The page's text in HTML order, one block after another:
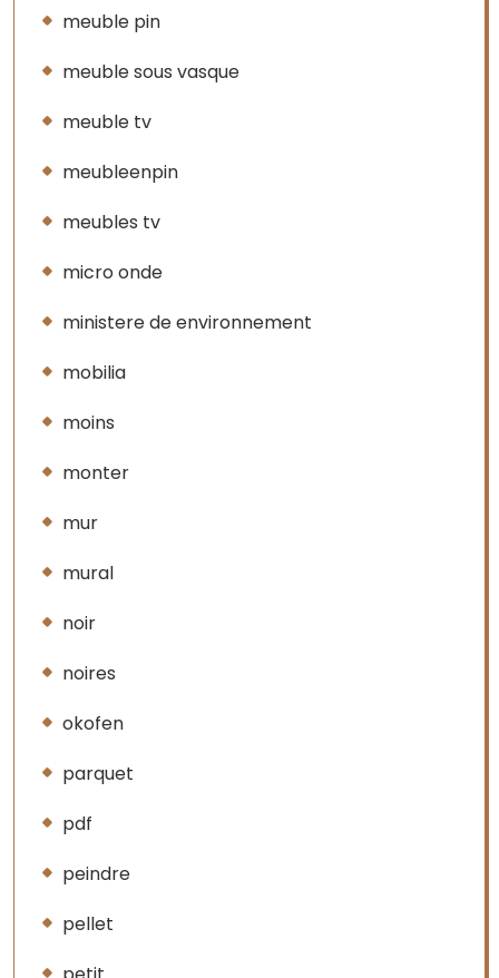
meuble pin
meuble sous vasque
meuble tv
meubleenpin
meubles tv
micro onde
ministere de environnement
mobilia
moins
monter
mur
mural
noir
noires
okofen
parquet
pdf
peindre
pellet